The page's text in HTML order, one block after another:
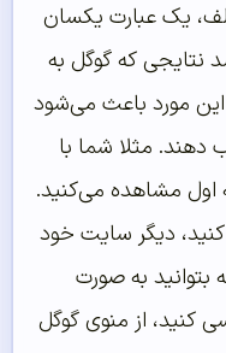
یک عبارت یکسان
نتایجی که گوگل به
مورد باعث می‌شود
دهند. مثلا شما با
مشاهده می‌کنید.
دیگر سایت خود
بتوانید به صورت
کنید، از منوی گوگل